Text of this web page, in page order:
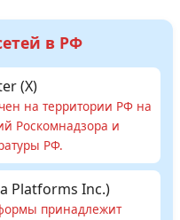
в РФ
(X)
на территории РФ на
Роскомнадзора и
РФ.
Platforms Inc.)
принадлежит